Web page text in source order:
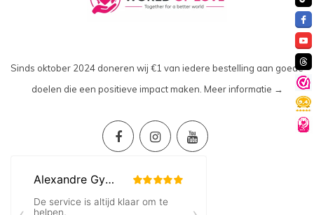
Sinds oktober 2024 doneren wij €1 van iedere bestelling aan goede
doelen die een positieve impact maken. Meer informatie →